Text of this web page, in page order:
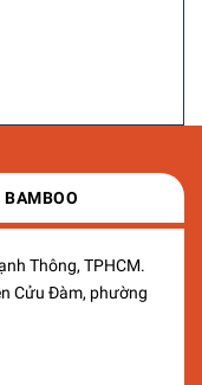
BAMBOO
Thông, TPHCM.
Cửu Đàm, phường